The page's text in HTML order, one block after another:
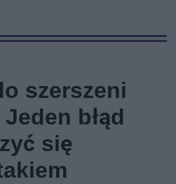
szerszeni
błąd
się